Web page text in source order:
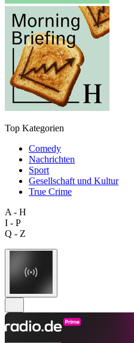
Top Kategorien
Comedy
Nachrichten
Sport
Gesellschaft und Kultur
True Crime
A - H
I - P
Q - Z